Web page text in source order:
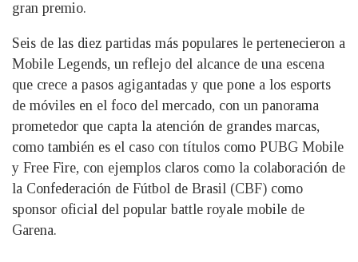
gran premio.
Seis de las diez partidas más populares le pertenecieron a
Mobile Legends, un reflejo del alcance de una escena
que crece a pasos agigantadas y que pone a los esports
de móviles en el foco del mercado, con un panorama
prometedor que capta la atención de grandes marcas,
como también es el caso con títulos como PUBG Mobile
y Free Fire, con ejemplos claros como la colaboración de
la Confederación de Fútbol de Brasil (CBF) como
sponsor oficial del popular battle royale mobile de
Garena.